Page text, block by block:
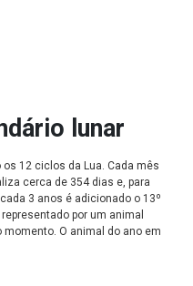
lunar
12 ciclos da Lua. Cada mês
cerca de 354 dias e, para
3 anos é adicionado o 13º
por um animal
O animal do ano em